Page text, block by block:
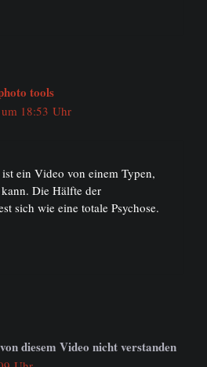
tools
18:53 Uhr
ein Video von einem Typen,
Die Hälfte der
sich wie eine totale Psychose.
diesem Video nicht verstanden